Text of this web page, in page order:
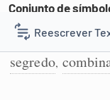
Reescrever
Resumir Texto
Conjunto de
1 símbolo,
segredo,